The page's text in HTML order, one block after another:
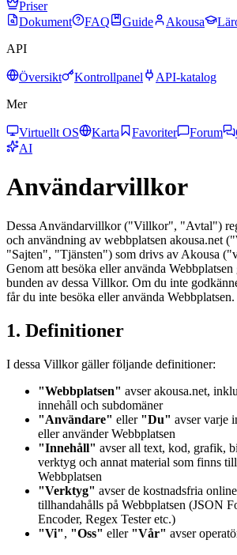
Priser
Dokument
FAQ Guide Akousa
API
Översikt Kontrollpanel
API-katalog
Mer
Virtuellt OS Karta Favoriter Forum
AI
Användarvillkor
Dessa Användarvillkor ("Villkor", "Avtal")
och användning av webbplatsen akousa.net
"Sajten", "Tjänsten") som drivs av Akousa
Genom att besöka eller använda
bunden av dessa Villkor. Om du inte
får du inte besöka eller använda Webbplatsen.
1. Definitioner
I dessa Villkor gäller följande definitioner:
"Webbplatsen" avser akousa.net,
innehåll och subdomäner
"Användare" eller "Du" avser varje
eller använder Webbplatsen
"Innehåll" avser all text, kod, grafik,
verktyg och annat material som finns
Webbplatsen
"Verktyg" avser de kostnadsfria
tillhandahålls på Webbplatsen (JSON
Encoder, Regex Tester etc.)
"Vi", "Oss" eller "Vår" avser